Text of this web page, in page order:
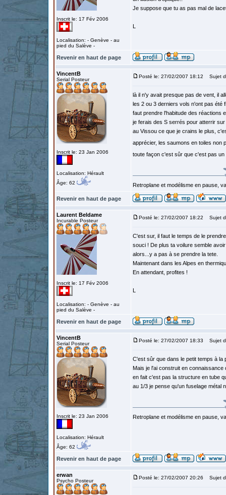
Inscrit le: 17 Fév 2006
Localisation: - Genève - au
pied du Salève -
Je suppose que tu as pas mal de
L
Revenir en haut de page
VincentB
Serial Posteur
Inscrit le: 23 Jan 2006
Localisation: Hérault
Âge: 62
Posté le: 27/02/2007 18:12 Sujet
là il n'y avait presque pas de vent, il
les 2 ou 3 derniers vols n'ont pas été
faut prendre l'habitude des réactions
je ferais des S serrés pour atterrir
au Vissou ce que je crains le plus,
apprécier, les saumons en toiles non
toute façon c'est sûr que c'est pas
Retroplane et modélisme en pause,
Revenir en haut de page
Laurent Beldame
Incurable Posteur
Inscrit le: 17 Fév 2006
Localisation: - Genève - au
pied du Salève -
Posté le: 27/02/2007 18:22 Sujet
C'est sur, il faut le temps de le
souci ! De plus ta voilure semble
alors...y a pas à se prendre la tete.
Maintenant dans les Alpes en
En attendant, profites !
L
Revenir en haut de page
VincentB
Serial Posteur
Inscrit le: 23 Jan 2006
Localisation: Hérault
Âge: 62
Posté le: 27/02/2007 18:33 Sujet
C'est sûr que dans le petit temps à la
Mais je l'ai construit en connaissance
en fait c'est pas la structure en tube
au 1/3 je pense qu'un fuselage métal
Retroplane et modélisme en pause,
Revenir en haut de page
erwan
Psycho Posteur
Posté le: 27/02/2007 20:26 Sujet